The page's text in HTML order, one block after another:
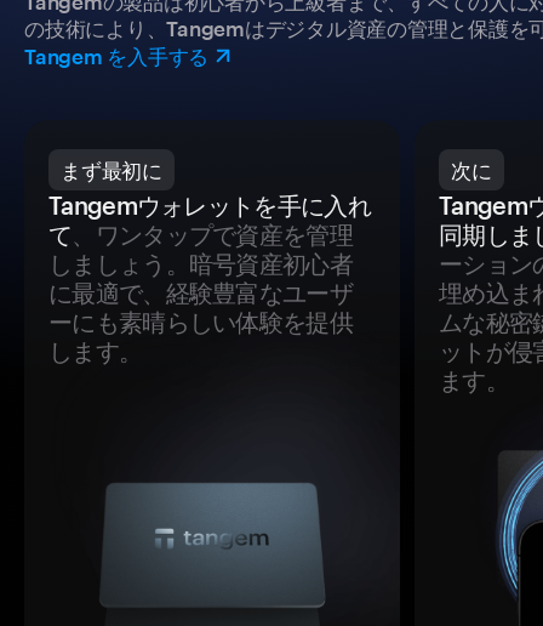
の技術により、Tangemはデジタル資産の管理と保護を
Tangem を入手する
まず最初に
Tangemウォレットを手に入れ
て、ワンタップで資産を管理
しましょう。暗号資産初心者
に最適で、経験豊富なユーザ
ーにも素晴らしい体験を提供
します。
次に
Tangem
同期しま
ーション
埋め込ま
ムな秘密
ットが侵
ます。